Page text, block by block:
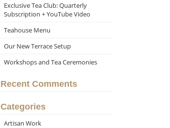
Exclusive Tea Club: Quarterly
Subscription + YouTube Video
Teahouse Menu
Our New Terrace Setup
Workshops and Tea Ceremonies
Recent Comments
Categories
Artisan Work